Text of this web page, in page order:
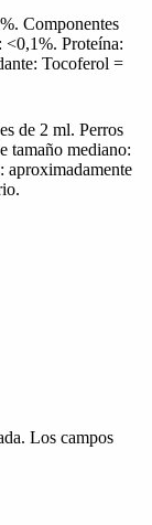
Componentes
<0,1%. Proteína:
Tocoferol =
de 2 ml. Perros
tamaño mediano:
aproximadamente
Los campos